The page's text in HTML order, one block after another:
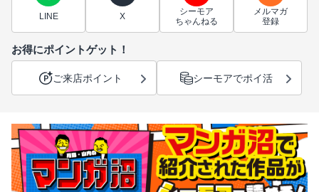
LINE X
シーモア
ちゃんねる
メルマガ
登録
お得にポイントゲット！
ご来店ポイント シーモアでポイ活